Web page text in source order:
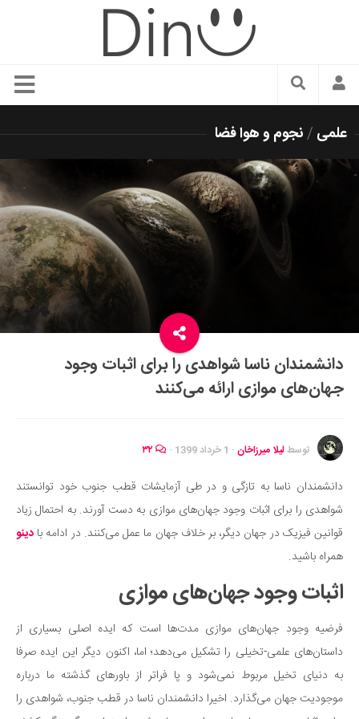
سبک زندگی
زیبایی و آرایش
شیک پوشی
دکوراسیون و چیدمان
سفر و گردشگری
ایران گردی
جهان گردی
موفقیت و مهارت‌های فردی
تغذیه سالم
بهداشت
بیماری و درمان
کودک و مادر
ورزش و تندرستی
روانشناسی
مراکز پزشکی و دارویی
فرهنگ و هنر
علمی /نجوم و هوا فضا
دانشمندان ناسا شواهدی را برای اثبات وجود
جهان‌های موازی ارائه می‌کنند
توسطلیلا میرزاخان · 1 خرداد 1399 ·
دانشمندان ناسا به تازگی و در طی آزمایشات قطب جنوب خود توانستند
شواهدی را برای اثبات وجود جهان‌های موازی به دست آورند. به احتمال زیاد
قوانین فیزیک در جهان دیگر، بر خلاف جهان ما عمل می‌کنند. در ادامه با دینو
همراه باشید.
اثبات وجود جهان‌های موازی
فرضیه وجود جهان‌های موازی مدت‌ها است که ایده اصلی بسیاری از
داستان‌های علمی-تخیلی را تشکیل می‌دهد؛ اما، اکنون دیگر این ایده صرفا
به دنیای تخیل مربوط نمی‌شود و پا فراتر از باورهای گذشته ما درباره
موجودیت جهان می‌گذارد. اخیرا دانشمندان ناسا در قطب جنوب، شواهدی را